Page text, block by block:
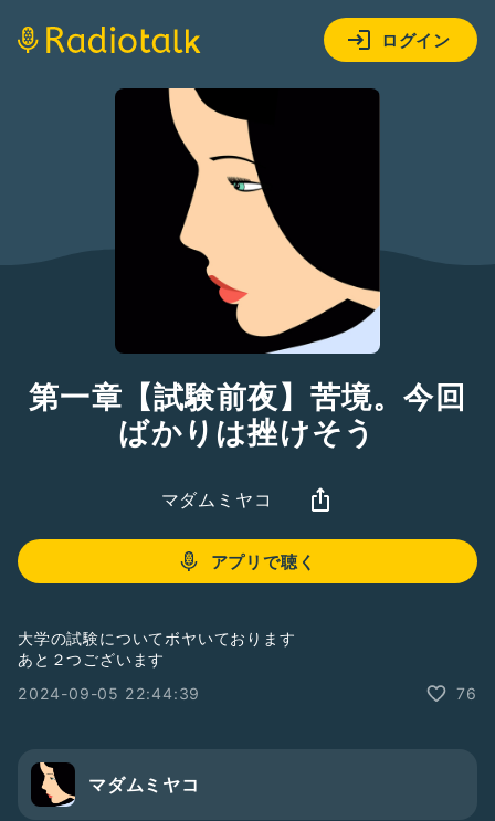
ログイン
第一章【試験前夜】苦境。今回
ばかりは挫けそう
マダムミヤコ
アプリで聴く
大学の試験についてボヤいております
あと２つございます
2024-09-05 22:44:39
76
マダムミヤコ